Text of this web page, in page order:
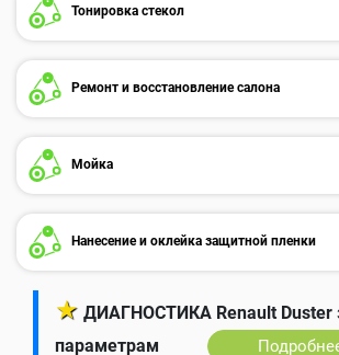
Тонировка стекол
Ремонт и восстановление салона
Мойка
Нанесение и оклейка защитной пленки
★ ДИАГНОСТИКА Renault Duster
параметрам